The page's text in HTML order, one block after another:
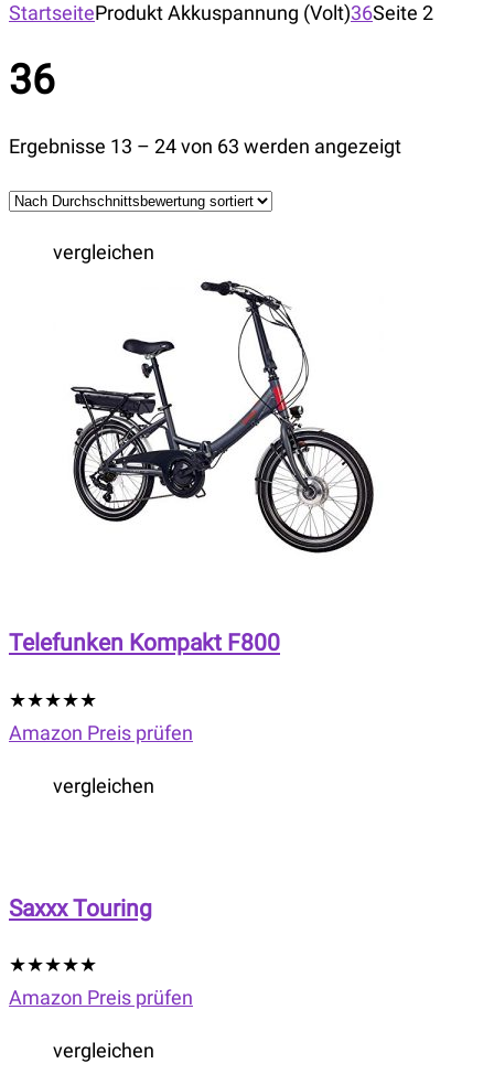
StartseiteProdukt Akkuspannung (Volt)36Seite 2
36
Ergebnisse 13 – 24 von 63 werden angezeigt
vergleichen
Telefunken Kompakt F800
★★★★★
Amazon Preis prüfen
vergleichen
Saxxx Touring
★★★★★
Amazon Preis prüfen
vergleichen